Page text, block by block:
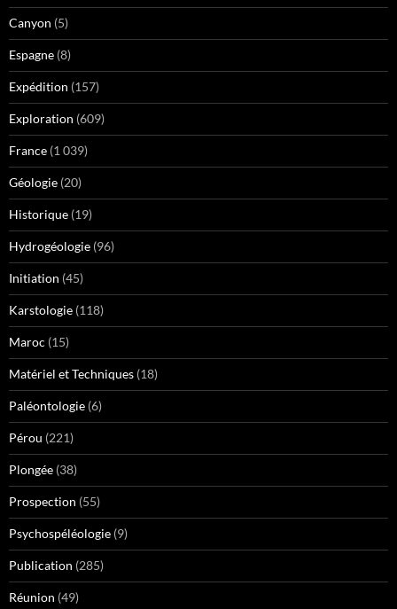
Canyon (5)
Espagne (8)
Expédition (157)
Exploration (609)
France (1 039)
Géologie (20)
Historique (19)
Hydrogéologie (96)
Initiation (45)
Karstologie (118)
Maroc (15)
Matériel et Techniques (18)
Paléontologie (6)
Pérou (221)
Plongée (38)
Prospection (55)
Psychospéléologie (9)
Publication (285)
Réunion (49)